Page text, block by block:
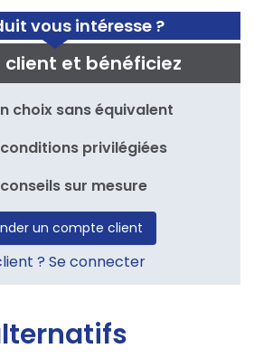
vous intéresse ?
client et bénéficiez
choix sans équivalent
privilégiées
sur mesure
un compte client
? Se connecter